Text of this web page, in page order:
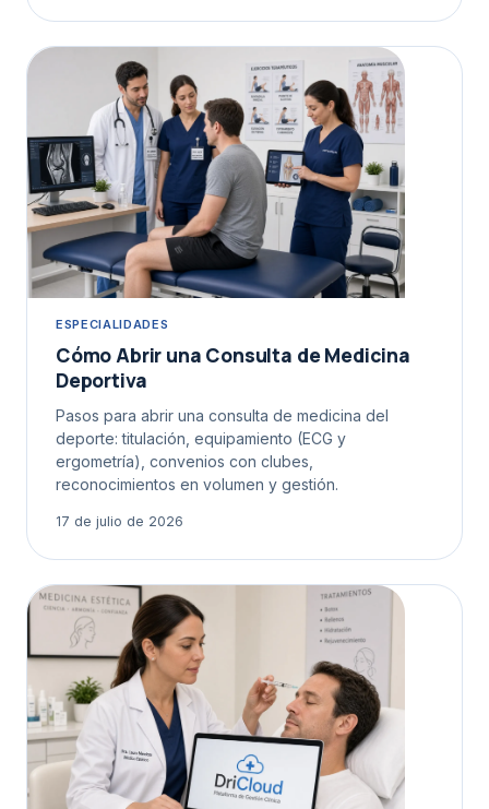
ESPECIALIDADES
Cómo Abrir una Consulta de Medicina
Deportiva
Pasos para abrir una consulta de medicina del
deporte: titulación, equipamiento (ECG y
ergometría), convenios con clubes,
reconocimientos en volumen y gestión.
17 de julio de 2026